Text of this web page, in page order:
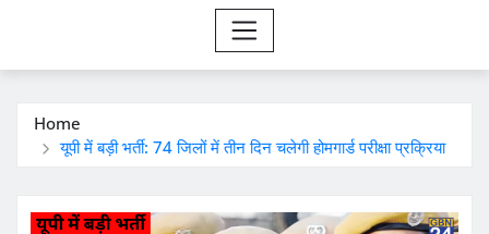
Home
यूपी में बड़ी भर्ती: 74 जिलों में तीन दिन चलेगी होमगार्ड परीक्षा प्रक्रिया